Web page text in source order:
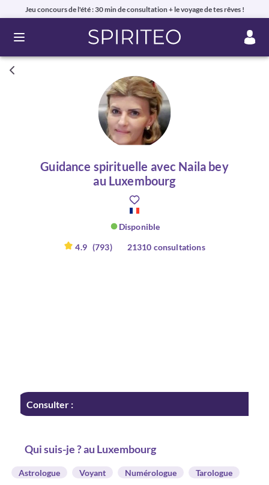
Jeu concours de l'été : 30 min de consultation + le voyage de tes rêves !
Ouvrir le menu
Guidance spirituelle avec Naila bey
au Luxembourg
Disponible
4.9 (793) 21310 consultations
Consulter :
Qui suis-je ? au Luxembourg
Astrologue Voyant Numérologue Tarologue